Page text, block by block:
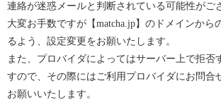
連絡が迷惑メールと判断されている可能性がご
大変お手数ですが【matcha.jp】のドメインから
るよう、設定変更をお願いたします。
また、プロバイダによってはサーバー上で拒否
すので、その際にはご利用プロバイダにお問合
お願いいたします。